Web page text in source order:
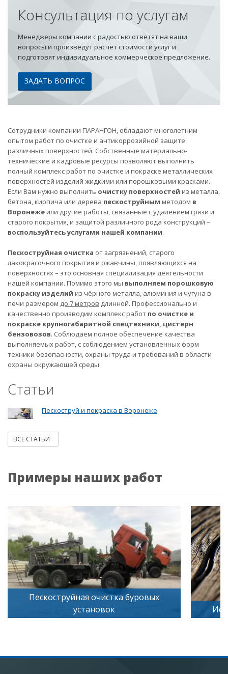
Консультация по услугам
Менеджеры компании с радостью ответят на ваши
вопросы и произведут расчет стоимости услуг и
подготовят индивидуальное коммерческое предложение.
ЗАДАТЬ ВОПРОС
Сотрудники компании ПАРАНГОН, обладают многолетним
опытом работ по очистке и антикоррозийной защите
различных поверхностей. Собственные материально-
технические и кадровые ресурсы позволяют выполнить
полный комплекс работ по очистке и покраске металлических
поверхностей изделий жидкими или порошковыми красками.
Если Вам нужно выполнить очистку поверхностей из металла,
бетона, кирпича или дерева пескоструйным методом в
Воронежеили другие работы, связанные с удалением грязи и
старого покрытия, и защитой различного рода конструкций –
воспользуйтесь услугами нашей компании.
Пескоструйная очистка от загрязнений, старого
лакокрасочного покрытия и ржавчины, появляющихся на
поверхностях – это основная специализация деятельности
нашей компании. Помимо этого мы выполняем порошковую
покраску изделий из чёрного металла, алюминия и чугуна в
печи размером до 7 метров длинной. Профессионально и
качественно производим комплекс работ по очистке и
покраске крупногабаритной спецтехники, цистерн
бензовозов. Соблюдаем полное обеспечение качества
выполняемых работ, с соблюдением установленных форм
техники безопасности, охраны труда и требований в области
охраны окружающей среды
Статьи
Пескоструй и покраска в Воронеже
ВСЕ СТАТЬИ
Примеры наших работ
Пескоструйная очистка буровых
установок